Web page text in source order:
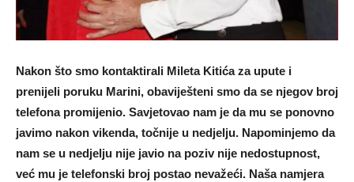
Nakon što smo kontaktirali Mileta Kitića za upute i
prenijeli poruku Marini, obaviješteni smo da se njegov broj
telefona promijenio. Savjetovao nam je da mu se ponovno
javimo nakon vikenda, točnije u nedjelju. Napominjemo da
nam se u nedjelju nije javio na poziv nije nedostupnost,
već mu je telefonski broj postao nevažeći. Naša namjera